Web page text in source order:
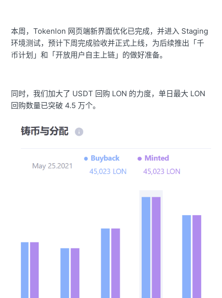
本周，Tokenlon 网页端新界面优化已完成，并进入 Staging
环境测试，预计下周完成验收并正式上线，为后续推出「千
币计划」和「开放用户自主上链」的做好准备。
同时，我们加大了 USDT 回购 LON 的力度，单日最大 LON
回购数量已突破 4.5 万个。